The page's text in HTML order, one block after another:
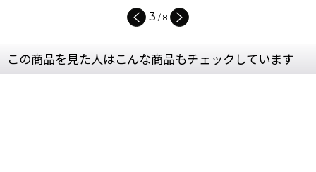
3 / 8
この商品を見た人はこんな商品もチェックしています